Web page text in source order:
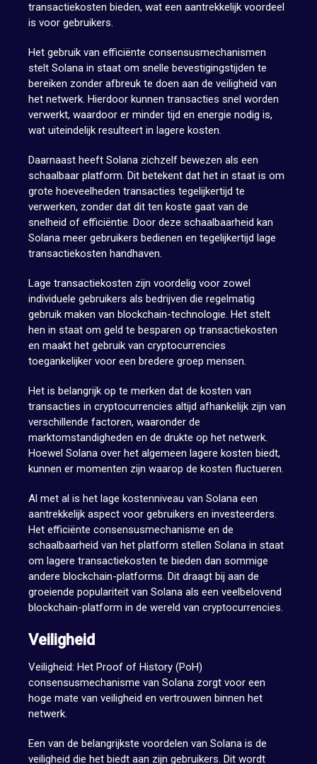
transactiekosten bieden, wat een aantrekkelijk voordeel
is voor gebruikers.
Het gebruik van efficiënte consensusmechanismen
stelt Solana in staat om snelle bevestigingstijden te
bereiken zonder afbreuk te doen aan de veiligheid van
het netwerk. Hierdoor kunnen transacties snel worden
verwerkt, waardoor er minder tijd en energie nodig is,
wat uiteindelijk resulteert in lagere kosten.
Daarnaast heeft Solana zichzelf bewezen als een
schaalbaar platform. Dit betekent dat het in staat is om
grote hoeveelheden transacties tegelijkertijd te
verwerken, zonder dat dit ten koste gaat van de
snelheid of efficiëntie. Door deze schaalbaarheid kan
Solana meer gebruikers bedienen en tegelijkertijd lage
transactiekosten handhaven.
Lage transactiekosten zijn voordelig voor zowel
individuele gebruikers als bedrijven die regelmatig
gebruik maken van blockchain-technologie. Het stelt
hen in staat om geld te besparen op transactiekosten
en maakt het gebruik van cryptocurrencies
toegankelijker voor een bredere groep mensen.
Het is belangrijk op te merken dat de kosten van
transacties in cryptocurrencies altijd afhankelijk zijn van
verschillende factoren, waaronder de
marktomstandigheden en de drukte op het netwerk.
Hoewel Solana over het algemeen lagere kosten biedt,
kunnen er momenten zijn waarop de kosten fluctueren.
Al met al is het lage kostenniveau van Solana een
aantrekkelijk aspect voor gebruikers en investeerders.
Het efficiënte consensusmechanisme en de
schaalbaarheid van het platform stellen Solana in staat
om lagere transactiekosten te bieden dan sommige
andere blockchain-platforms. Dit draagt bij aan de
groeiende populariteit van Solana als een veelbelovend
blockchain-platform in de wereld van cryptocurrencies.
Veiligheid
Veiligheid: Het Proof of History (PoH)
consensusmechanisme van Solana zorgt voor een
hoge mate van veiligheid en vertrouwen binnen het
netwerk.
Een van de belangrijkste voordelen van Solana is de
veiligheid die het biedt aan zijn gebruikers. Dit wordt